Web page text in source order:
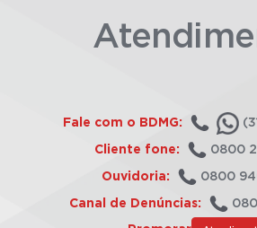
Fale com o BDMG:
Cliente fone: 0800
Ouvidoria: 0800
Canal de Denúncias: